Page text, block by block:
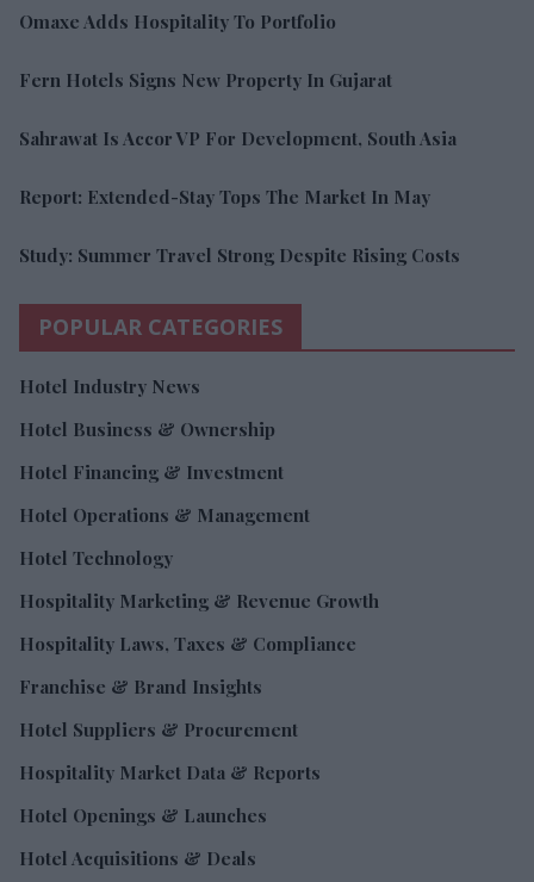
Omaxe Adds Hospitality To Portfolio
Fern Hotels Signs New Property In Gujarat
Sahrawat Is Accor VP For Development, South Asia
Report: Extended-Stay Tops The Market In May
Study: Summer Travel Strong Despite Rising Costs
POPULAR CATEGORIES
Hotel Industry News
Hotel Business & Ownership
Hotel Financing & Investment
Hotel Operations & Management
Hotel Technology
Hospitality Marketing & Revenue Growth
Hospitality Laws, Taxes & Compliance
Franchise & Brand Insights
Hotel Suppliers & Procurement
Hospitality Market Data & Reports
Hotel Openings & Launches
Hotel Acquisitions & Deals